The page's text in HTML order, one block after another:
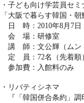
・子ども向け学芸員セミ
「大阪で暮らす韓国・朝
日 時：2010年8月7日
会 場：研修室
講 師：文公輝（ムン
定 員：72名（先着順）
参加費：入館料のみ
・リバティシネマ
『「韓国併合条約」調